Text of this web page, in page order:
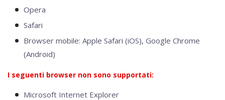
Opera
Safari
Browser mobile: Apple Safari (iOS), Google Chrome
(Android)
I seguenti browser non sono supportati:
Microsoft Internet Explorer